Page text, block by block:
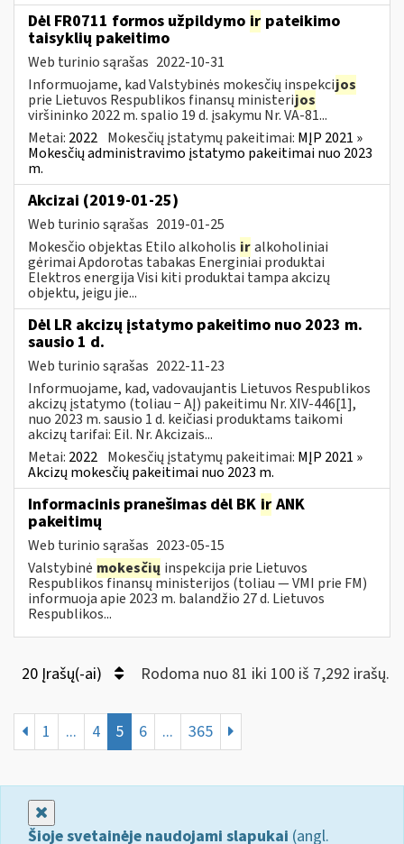
Dėl FR0711 formos užpildymo ir pateikimo
taisyklių pakeitimo
Web turinio sąrašas 2022-10-31
Informuojame, kad Valstybinės mokesčių inspekcijos
prie Lietuvos Respublikos finansų ministerijos
viršininko 2022 m. spalio 19 d. įsakymu Nr. VA-81...
Metai: 2022 Mokesčių įstatymų pakeitimai: MĮP 2021 »
Mokesčių administravimo įstatymo pakeitimai nuo 2023
m.
Akcizai (2019-01-25)
Web turinio sąrašas 2019-01-25
Mokesčio objektas Etilo alkoholis iralkoholiniai
gėrimai Apdorotas tabakas Energiniai produktai
Elektros energija Visi kiti produktai tampa akcizų
objektu, jeigu jie...
Dėl LR akcizų įstatymo pakeitimo nuo 2023 m.
sausio 1 d.
Web turinio sąrašas 2022-11-23
Informuojame, kad, vadovaujantis Lietuvos Respublikos
akcizų įstatymo (toliau − AĮ) pakeitimu Nr. XIV-446[1],
nuo 2023 m. sausio 1 d. keičiasi produktams taikomi
akcizų tarifai: Eil. Nr. Akcizais...
Metai: 2022 Mokesčių įstatymų pakeitimai: MĮP 2021 »
Akcizų mokesčių pakeitimai nuo 2023 m.
Informacinis pranešimas dėl BK ir ANK
pakeitimų
Web turinio sąrašas 2023-05-15
Valstybinė mokesčių inspekcija prie Lietuvos
Respublikos finansų ministerijos (toliau — VMI prie FM)
informuoja apie 2023 m. balandžio 27 d. Lietuvos
Respublikos...
20 Įrašų(-ai) Rodoma nuo 81 iki 100 iš 7,292 irašų.
1 ... 4 5 6 ... 365
Šioje svetainėje naudojami slapukai (angl.